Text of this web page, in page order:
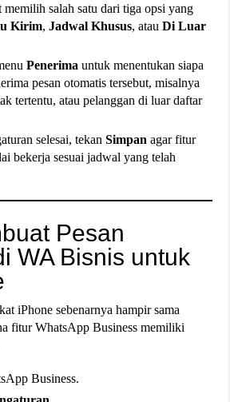
salah satu dari tiga opsi yang
Kirim,Jadwal Khusus, atauDi Luar
Penerima untuk menentukan siapa
pesan otomatis tersebut, misalnya
tertentu, atau pelanggan di luar daftar
selesai, tekanSimpan agar fitur
bekerja sesuai jadwal yang telah
Pesan
WA Bisnis untuk
iPhone sebenarnya hampir sama
fitur WhatsApp Business memiliki
Business.